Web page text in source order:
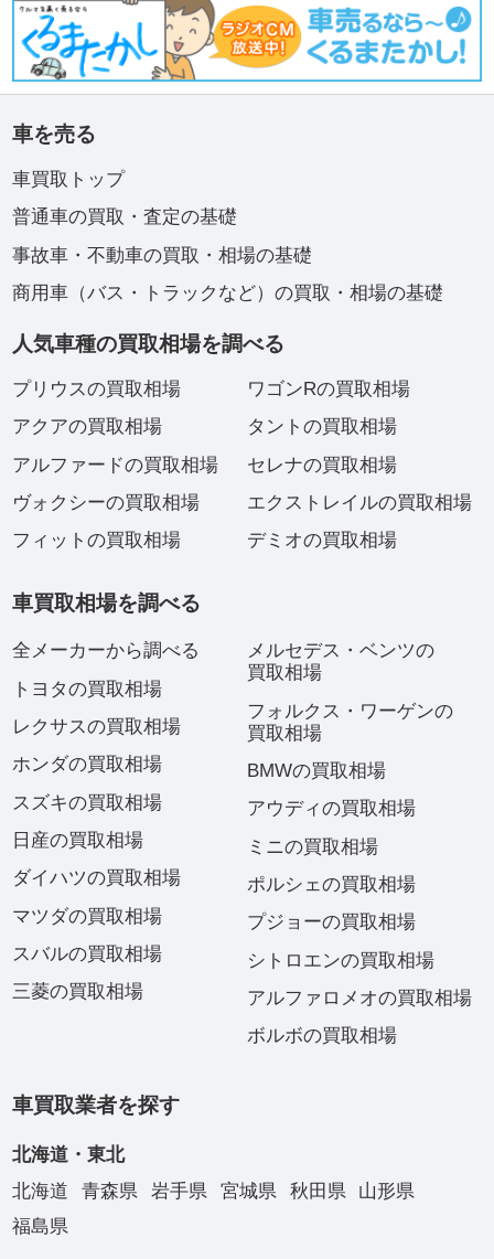
車を売る
車買取トップ
普通車の買取・査定の基礎
事故車・不動車の買取・相場の基礎
商用車（バス・トラックなど）の買取・相場の基礎
人気車種の買取相場を調べる
プリウスの買取相場
アクアの買取相場
アルファードの買取相場
ヴォクシーの買取相場
フィットの買取相場
ワゴンRの買取相場
タントの買取相場
セレナの買取相場
エクストレイルの買取相場
デミオの買取相場
車買取相場を調べる
全メーカーから調べる
トヨタの買取相場
レクサスの買取相場
ホンダの買取相場
スズキの買取相場
日産の買取相場
ダイハツの買取相場
マツダの買取相場
スバルの買取相場
三菱の買取相場
メルセデス・ベンツの
買取相場
フォルクス・ワーゲンの
買取相場
BMWの買取相場
アウディの買取相場
ミニの買取相場
ポルシェの買取相場
プジョーの買取相場
シトロエンの買取相場
アルファロメオの買取相場
ボルボの買取相場
車買取業者を探す
北海道・東北
北海道
青森県 岩手県 宮城県 秋田県
山形県
福島県